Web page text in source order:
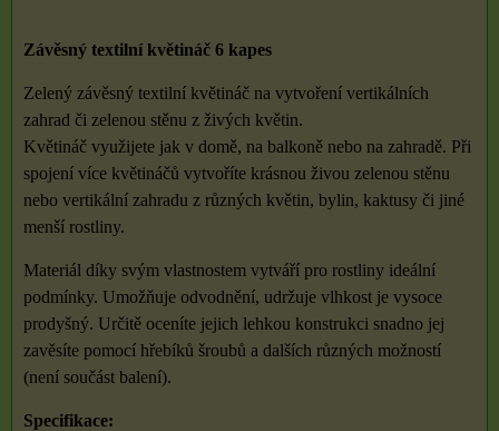
Závěsný textilní květináč 6 kapes
Zelený závěsný textilní květináč na vytvoření vertikálních
zahrad či zelenou stěnu z živých květin.
Květináč využijete jak v domě, na balkoně nebo na zahradě. Při
spojení více květináčů vytvoříte krásnou živou zelenou stěnu
nebo vertikální zahradu z různých květin, bylin, kaktusy či jiné
menší rostliny.
Materiál díky svým vlastnostem vytváří pro rostliny ideální
podmínky. Umožňuje odvodnění, udržuje vlhkost je vysoce
prodyšný. Určitě oceníte jejich lehkou konstrukci snadno jej
zavěsíte pomocí hřebíků šroubů a dalších různých možností
(není součást balení).
Specifikace: